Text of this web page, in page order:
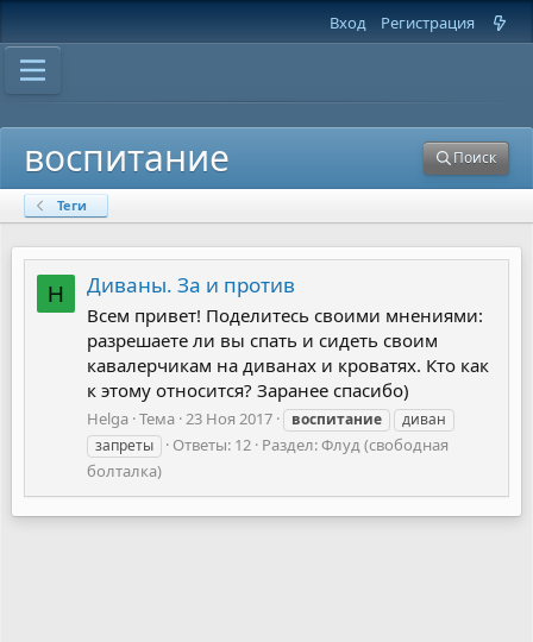
Вход Регистрация
воспитание Поиск
Теги
H Диваны. За и против
Всем привет! Поделитесь своими мнениями:
разрешаете ли вы спать и сидеть своим
кавалерчикам на диванах и кроватях. Кто как
к этому относится? Заранее спасибо)
Helga Тема 23 Ноя 2017 воспитание
диван
запреты
Ответы: 12 Раздел:Флуд (свободная
болталка)